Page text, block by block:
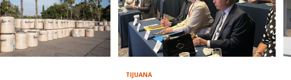
TIJUANA